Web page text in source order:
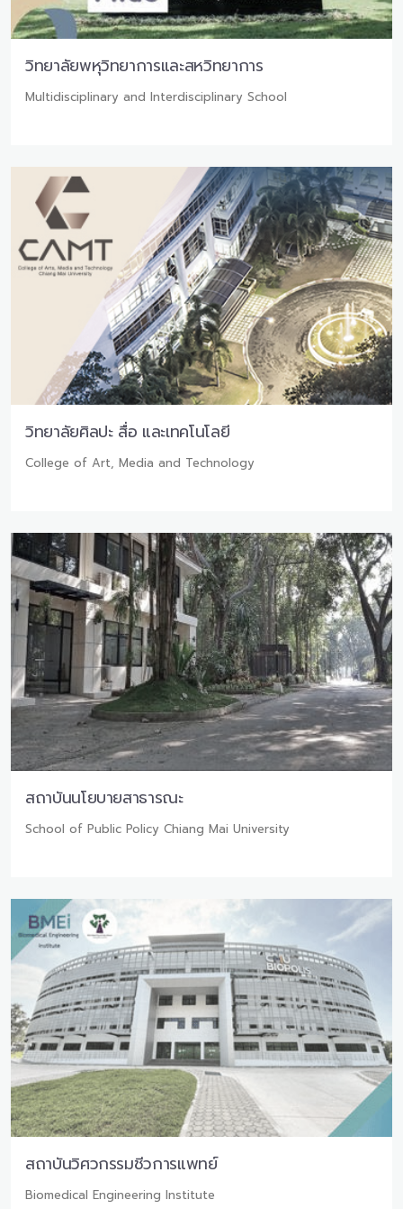
วิทยาลัยพหุวิทยาการและสหวิทยาการ
Multidisciplinary and Interdisciplinary School
วิทยาลัยศิลปะ สื่อ และเทคโนโลยี
College of Art, Media and Technology
สถาบันนโยบายสาธารณะ
School of Public Policy Chiang Mai University
สถาบันวิศวกรรมชีวการแพทย์
Biomedical Engineering Institute